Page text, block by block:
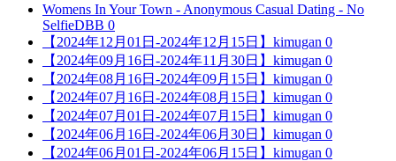
Womens In Your Town - Anonymous Casual Dating - No
SelfieDBB 0
【2024年12月01日-2024年12月15日】 kimugan 0
【2024年09月16日-2024年11月30日】 kimugan 0
【2024年08月16日-2024年09月15日】 kimugan 0
【2024年07月16日-2024年08月15日】 kimugan 0
【2024年07月01日-2024年07月15日】 kimugan 0
【2024年06月16日-2024年06月30日】 kimugan 0
【2024年06月01日-2024年06月15日】 kimugan 0